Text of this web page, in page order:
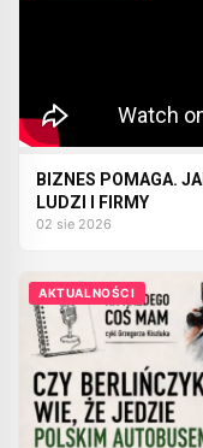
BIZNES POMAGA.
LUDZI I FIRMY
02 sie 2026
AKTUALNOŚCI